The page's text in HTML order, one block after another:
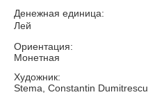
Денежная единица:
Лей
Ориентация:
Монетная
Художник:
Stema, Constantin Dumitrescu